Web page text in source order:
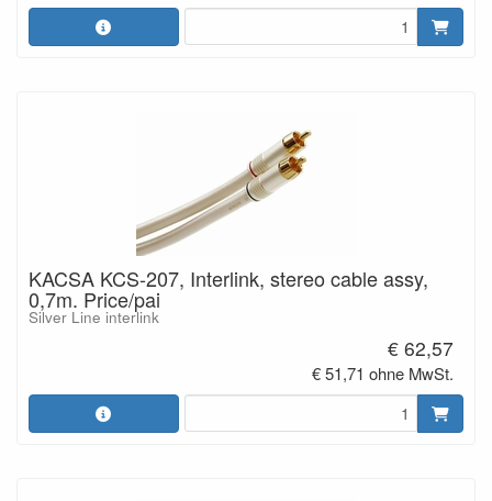
KACSA KCS-207, Interlink, stereo cable assy,
0,7m. Price/pai
Silver Line interlink
€ 62,57
€ 51,71 ohne MwSt.